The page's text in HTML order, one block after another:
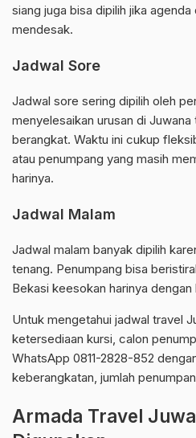
siang juga bisa dipilih jika
mendesak.
Jadwal Sore
Jadwal sore sering dipilih oleh
menyelesaikan urusan di
berangkat. Waktu ini cukup
atau penumpang yang masih
harinya.
Jadwal Malam
Jadwal malam banyak dipilih
tenang. Penumpang bisa
Bekasi keesokan harinya
Untuk mengetahui jadwal travel
ketersediaan kursi, calon
WhatsApp 0811-2828-852
keberangkatan, jumlah
Armada Travel